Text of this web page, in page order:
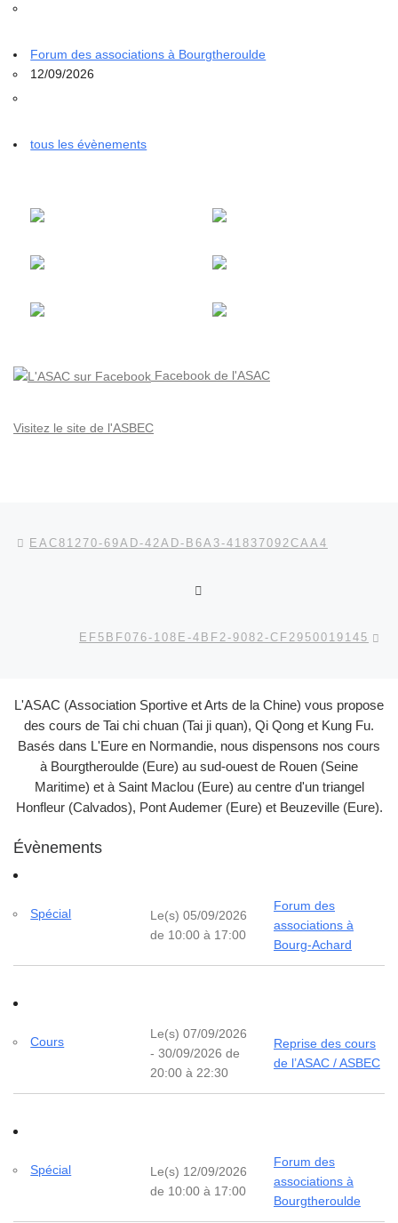
Forum des associations à Bourgtheroulde
12/09/2026
tous les évènements
Facebook de l'ASAC
Visitez le site de l'ASBEC
Parcourir les articles
EAC81270-69AD-42AD-B6A3-41837092CAA4
EF5BF076-108E-4BF2-9082-CF2950019145
L'ASAC (Association Sportive et Arts de la Chine) vous propose
des cours de Tai chi chuan (Tai ji quan), Qi Qong et Kung Fu.
Basés dans L'Eure en Normandie, nous dispensons nos cours
à Bourgtheroulde (Eure) au sud-ouest de Rouen (Seine
Maritime) et à Saint Maclou (Eure) au centre d'un triangel
Honfleur (Calvados), Pont Audemer (Eure) et Beuzeville (Eure).
Évènements
Spécial
Le(s) 05/09/2026
de 10:00 à 17:00
Forum des
associations à
Bourg-Achard
Cours
Le(s) 07/09/2026
- 30/09/2026 de
20:00 à 22:30
Reprise des cours
de l’ASAC / ASBEC
Spécial
Le(s) 12/09/2026
de 10:00 à 17:00
Forum des
associations à
Bourgtheroulde